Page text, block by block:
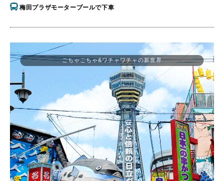
梅田プラザモータープールで下車
ごちゃごちゃ&ワチャワチャの新世界